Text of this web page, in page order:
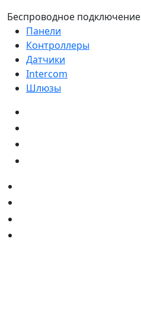
Беспроводное подключение
Панели
Контроллеры
Датчики
Intercom
Шлюзы